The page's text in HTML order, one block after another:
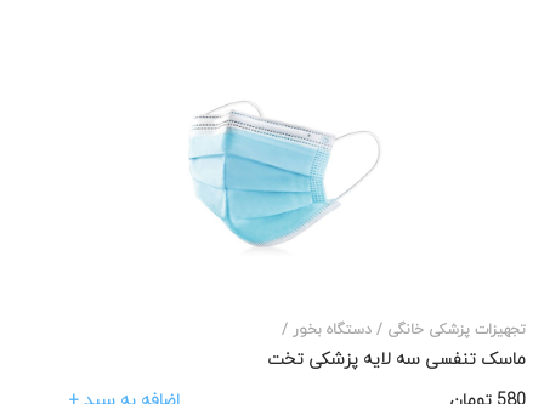
تجهیزات پزشکی خانگی / دستگاه بخور /
ماسک تنفسی سه لایه پزشکی تخت